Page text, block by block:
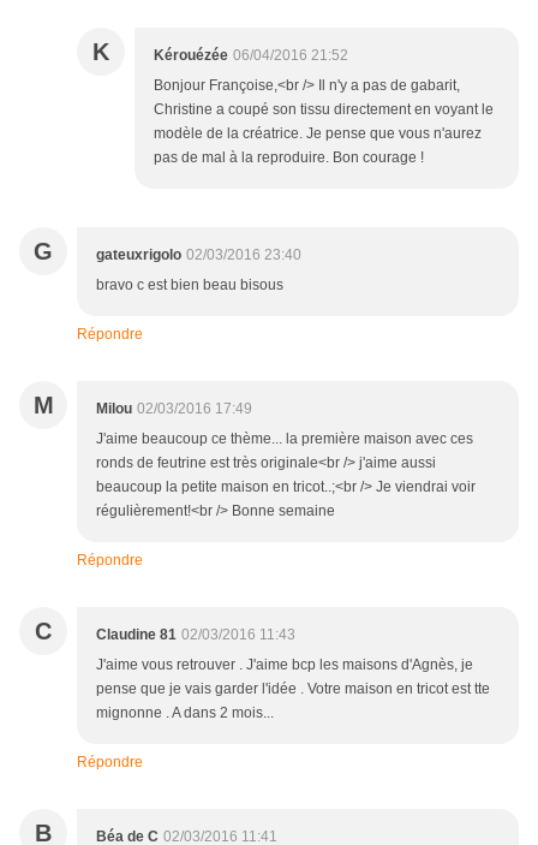
K Kérouézée 06/04/2016 21:52
Bonjour Françoise,<br /> Il n'y a pas de gabarit,
Christine a coupé son tissu directement en voyant le
modèle de la créatrice. Je pense que vous n'aurez
pas de mal à la reproduire. Bon courage !
G gateuxrigolo 02/03/2016 23:40
bravo c est bien beau bisous
Répondre
M Milou 02/03/2016 17:49
J'aime beaucoup ce thème... la première maison avec ces
ronds de feutrine est très originale<br /> j'aime aussi
beaucoup la petite maison en tricot..;<br /> Je viendrai voir
régulièrement!<br /> Bonne semaine
Répondre
C Claudine 81 02/03/2016 11:43
J'aime vous retrouver . J'aime bcp les maisons d'Agnès, je
pense que je vais garder l'idée . Votre maison en tricot est tte
mignonne . A dans 2 mois...
Répondre
B Béa de C 02/03/2016 11:41